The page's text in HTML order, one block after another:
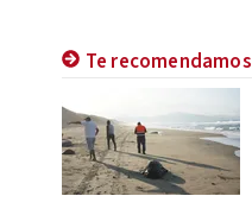
Te recomendamos